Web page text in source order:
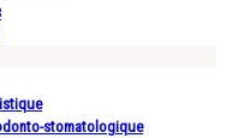
stomatologique